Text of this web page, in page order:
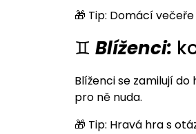
🎁 Tip: Domácí
♊ Blíženci:
Blíženci se zamilují
pro ně nuda.
🎁 Tip: Hravá hra s